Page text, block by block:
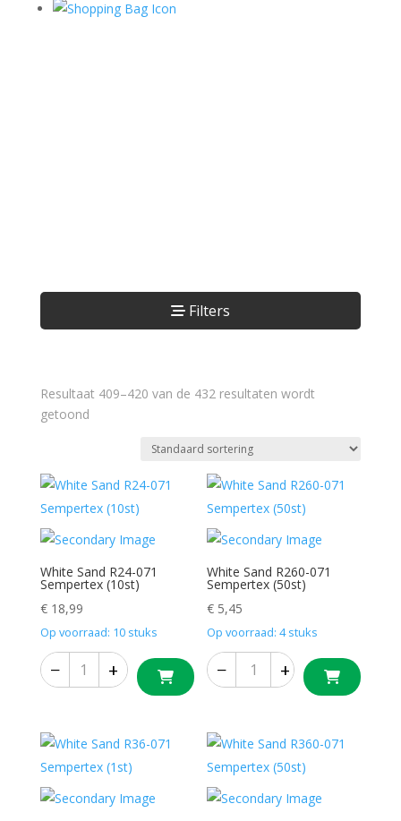
Filters
Resultaat 409–420 van de 432 resultaten wordt
getoond
White Sand R24-071
Sempertex (10st)
€18,99
Op voorraad: 10 stuks
− +
White Sand R260-071
Sempertex (50st)
€ 5,45
Op voorraad: 4 stuks
− +